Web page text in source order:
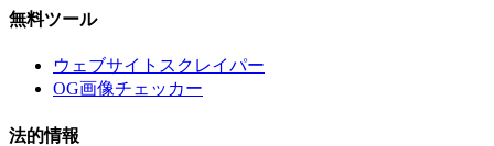
無料ツール
ウェブサイトスクレイパー
OG画像チェッカー
法的情報